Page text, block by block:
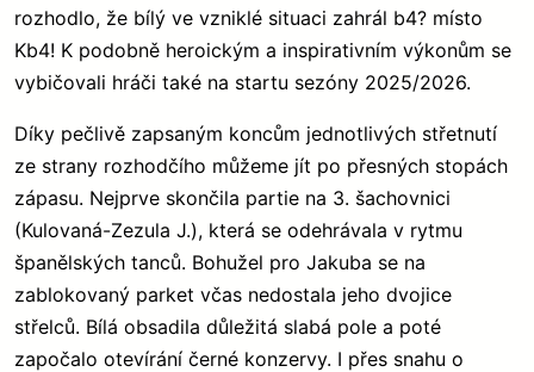
rozhodlo, že bílý ve vzniklé situaci zahrál b4? místo
Kb4! K podobně heroickým a inspirativním výkonům se
vybičovali hráči také na startu sezóny 2025/2026.
Díky pečlivě zapsaným koncům jednotlivých střetnutí
ze strany rozhodčího můžeme jít po přesných stopách
zápasu. Nejprve skončila partie na 3. šachovnici
(Kulovaná-Zezula J.), která se odehrávala v rytmu
španělských tanců. Bohužel pro Jakuba se na
zablokovaný parket včas nedostala jeho dvojice
střelců. Bílá obsadila důležitá slabá pole a poté
započalo otevírání černé konzervy. I přes snahu o